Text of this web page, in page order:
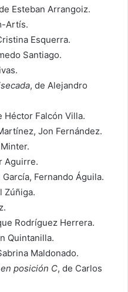
Esteban Arrangoiz.
Artís.
Esquerra.
Santiago.
, de Alejandro
Héctor Falcón Villa.
Jon Fernández.
Aguirre.
Fernando Águila.
Zúñiga.
Rodríguez Herrera.
Quintanilla.
Maldonado.
posición C, de Carlos